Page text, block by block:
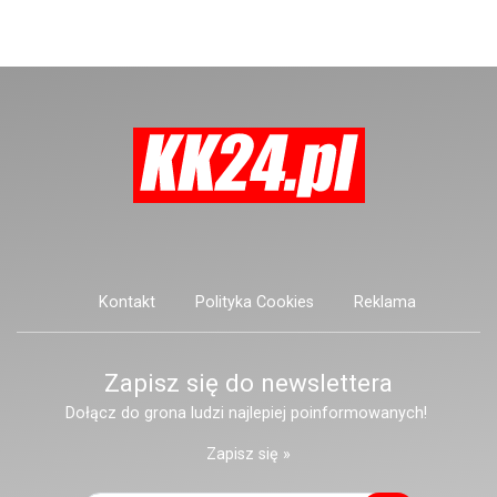
Kontakt Polityka Cookies Reklama
Zapisz się do newslettera
Dołącz do grona ludzi najlepiej poinformowanych!
Zapisz się »